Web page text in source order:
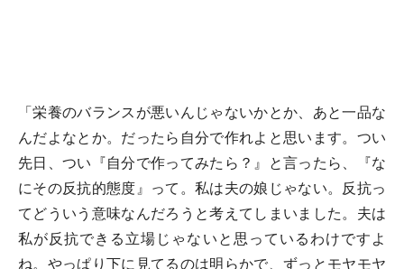
「栄養のバランスが悪いんじゃないかとか、あと一品な
んだよなとか。だったら自分で作れよと思います。つい
先日、つい『自分で作ってみたら？』と言ったら、『な
にその反抗的態度』って。私は夫の娘じゃない。反抗っ
てどういう意味なんだろうと考えてしまいました。夫は
私が反抗できる立場じゃないと思っているわけですよ
ね。やっぱり下に見てるのは明らかで、ずっとモヤモヤ